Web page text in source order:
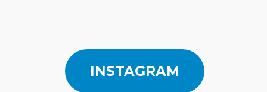
INSTAGRAM